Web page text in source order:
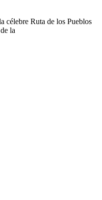
célebre Ruta de los Pueblos
la